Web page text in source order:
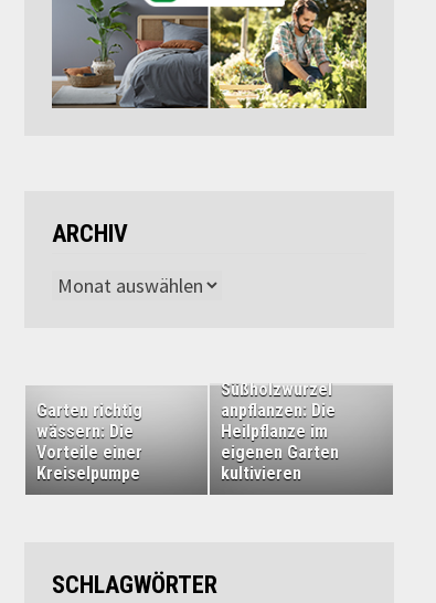
ARCHIV
Archiv
Garten richtig
wässern: Die
Vorteile einer
Kreiselpumpe
Süßholzwurzel
anpflanzen: Die
Heilpflanze im
eigenen Garten
kultivieren
SCHLAGWÖRTER